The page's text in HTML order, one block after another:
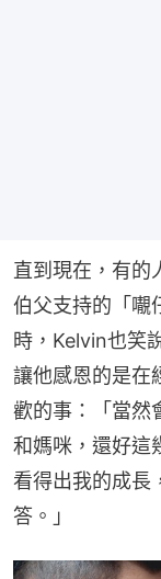
直到現在，有的
伯父支持的「𡃁
時，Kelvin也笑
讓他感恩的是在
歡的事：「當然
和媽咪，還好這
看得出我的成長
答。」